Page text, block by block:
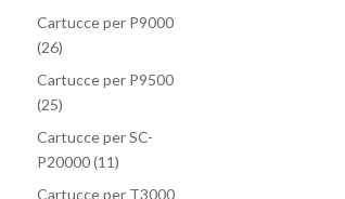
Cartucce per P9000
(26)
Cartucce per P9500
(25)
Cartucce per SC-
P20000(11)
Cartucce per T3000